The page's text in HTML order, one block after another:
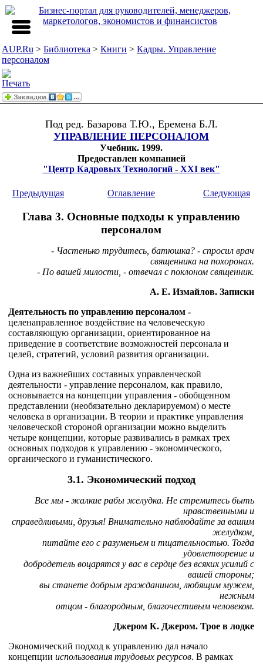
AUP.Ru > Библиотека > Книги > Кадры. Управление
персоналом
Под ред. Базарова Т.Ю., Еремена Б.Л.
УПРАВЛЕНИЕ ПЕРСОНАЛОМ
Учебник. 1999.
Предоставлен компанией
"Центр Кадровых Технологий - XXI век"
Предыдущая Оглавление Следующая
Глава 3. Основные подходы к управлению
персоналом
- Частенько трудитесь, батюшка? - спросил врач
священника на похоронах.
- По вашей милости, - отвечал с поклоном священник.
А. Е. Измайлов. Записки
Деятельность по управлению персоналом -
целенаправленное воздействие на человеческую
составляющую организации, ориентированное на
приведение в соответствие возможностей персонала и
целей, стратегий, условий развития организации.
Одна из важнейших составных управленческой
деятельности - управление персоналом, как правило,
основывается на концепции управления - обобщенном
представлении (необязательно декларируемом) о месте
человека в организации. В теории и практике управления
человеческой стороной организации можно выделить
четыре концепции, которые развивались в рамках трех
основных подходов к управлению - экономического,
органического и гуманистического.
3.1. Экономический подход
Все мы - жалкие рабы желудка. Не стремитесь быть
нравственными и
справедливыми, друзья! Внимательно наблюдайте за вашим
желудком,
питайте его с разуменьем и тщательностью. Тогда
удовлетворение и
добродетель воцарятся у вас в сердце без всяких усилий с
вашей стороны;
вы станете добрым гражданином, любящим мужем,
нежным
отцом - благородным, благочестивым человеком.
Джером К. Джером. Трое в лодке
Экономический подход к управлению дал начало
концепции использования трудовых ресурсов. В рамках